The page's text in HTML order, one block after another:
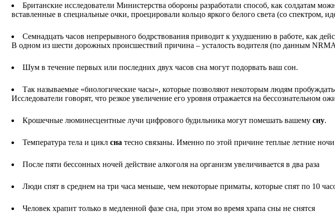
Британские исследователи Министерства обороны разработали способ, как солдатам
вставленные в специальные очки, проецировали кольцо яркого белого света (со спектром,
Семнадцать часов непрерывного бодрствования приводит к ухудшению в работе, как
В одном из шести дорожных происшествий причина – усталость водителя (по данным
Шум в течение первых или последних двух часов сна могут подорвать ваш сон.
Так называемые «биологические часы», которые позволяют некоторым людям
Исследователи говорят, что резкое увеличение его уровня отражается на бессознательном
Крошечные люминесцентные лучи цифрового будильника могут помешать вашему сну.
Температура тела и цикл сна тесно связаны. Именно по этой причине теплые летние
После пяти бессонных ночей действие алкоголя на организм увеличивается в два раза
Люди спят в среднем на три часа меньше, чем некоторые приматы, которые спят по 10
Человек храпит только в медленной фазе сна, при этом во время храпа сны не снятся